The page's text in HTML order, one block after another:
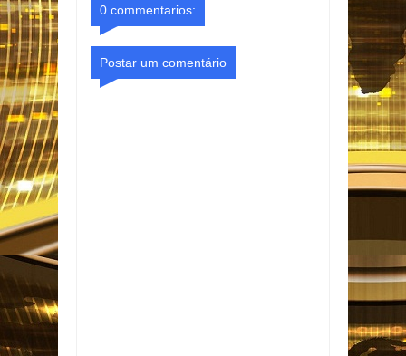
0 commentarios:
Postar um comentário